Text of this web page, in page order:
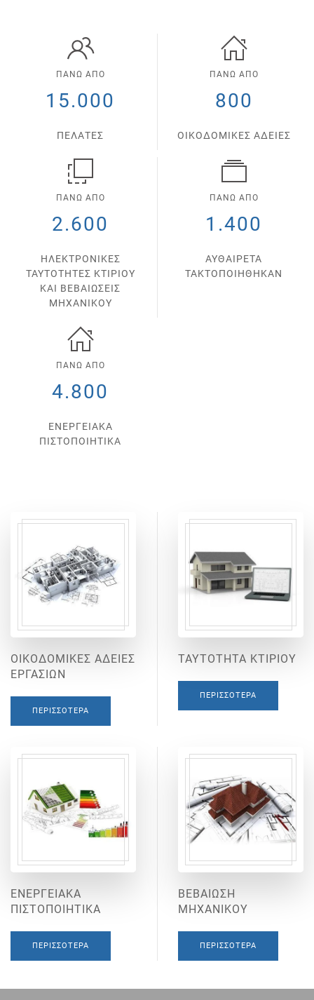
ΠΑΝΩ ΑΠΟ
15.000
ΠΕΛΑΤΕΣ
ΠΑΝΩ ΑΠΟ
800
ΟΙΚΟΔΟΜΙΚΕΣ ΑΔΕΙΕΣ
ΠΑΝΩ ΑΠΟ
2.600
ΗΛΕΚΤΡΟΝΙΚΕΣ
ΤΑΥΤΟΤΗΤΕΣ ΚΤΙΡΙΟΥ
ΚΑΙ ΒΕΒΑΙΩΣΕΙΣ
ΜΗΧΑΝΙΚΟΥ
ΠΑΝΩ ΑΠΟ
1.400
ΑΥΘΑΙΡΕΤΑ
ΤΑΚΤΟΠΟΙΗΘΗΚΑΝ
ΠΑΝΩ ΑΠΟ
4.800
ΕΝΕΡΓΕΙΑΚΑ
ΠΙΣΤΟΠΟΙΗΤΙΚΑ
ΟΙΚΟΔΟΜΙΚΕΣ ΑΔΕΙΕΣ
ΕΡΓΑΣΙΩΝ
ΠΕΡΙΣΣΌΤΕΡΑ
ΤΑΥΤΟΤΗΤΑ ΚΤΙΡΙΟΥ
ΠΕΡΙΣΣΌΤΕΡΑ
ΕΝΕΡΓΕΙΑΚΑ
ΠΙΣΤΟΠΟΙΗΤΙΚΑ
ΠΕΡΙΣΣΌΤΕΡΑ
ΒΕΒΑΙΩΣΗ
ΜΗΧΑΝΙΚΟΥ
ΠΕΡΙΣΣΌΤΕΡΑ